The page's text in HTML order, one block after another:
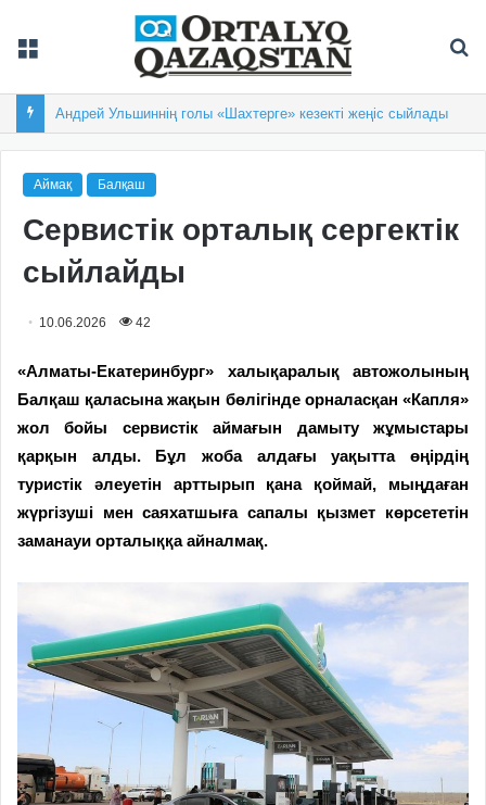
Андрей Ульшиннің голы «Шахтерге» кезекті жеңіс сыйлады
Аймақ Балқаш
Сервистік орталық сергектік
сыйлайды
10.06.2026 42
«Алматы-Екатеринбург» халықаралық автожолының
Балқаш қаласына жақын бөлігінде орналасқан «Капля»
жол бойы сервистік аймағын дамыту жұмыстары
қарқын алды. Бұл жоба алдағы уақытта өңірдің
туристік әлеуетін арттырып қана қоймай, мыңдаған
жүргізуші мен саяхатшыға сапалы қызмет көрсететін
заманауи орталыққа айналмақ.